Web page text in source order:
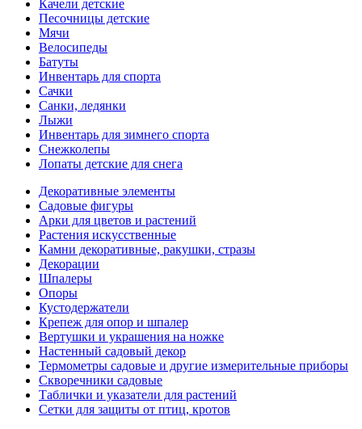
Качели детские
Песочницы детские
Мячи
Велосипеды
Батуты
Инвентарь для спорта
Сачки
Санки, ледянки
Лыжи
Инвентарь для зимнего спорта
Снежколепы
Лопаты детские для снега
Декоративные элементы
Садовые фигуры
Арки для цветов и растений
Растения искусственные
Камни декоративные, ракушки, стразы
Декорации
Шпалеры
Опоры
Кустодержатели
Крепеж для опор и шпалер
Вертушки и украшения на ножке
Настенный садовый декор
Термометры садовые и другие измерительные приборы
Скворечники садовые
Таблички и указатели для растений
Сетки для защиты от птиц, кротов